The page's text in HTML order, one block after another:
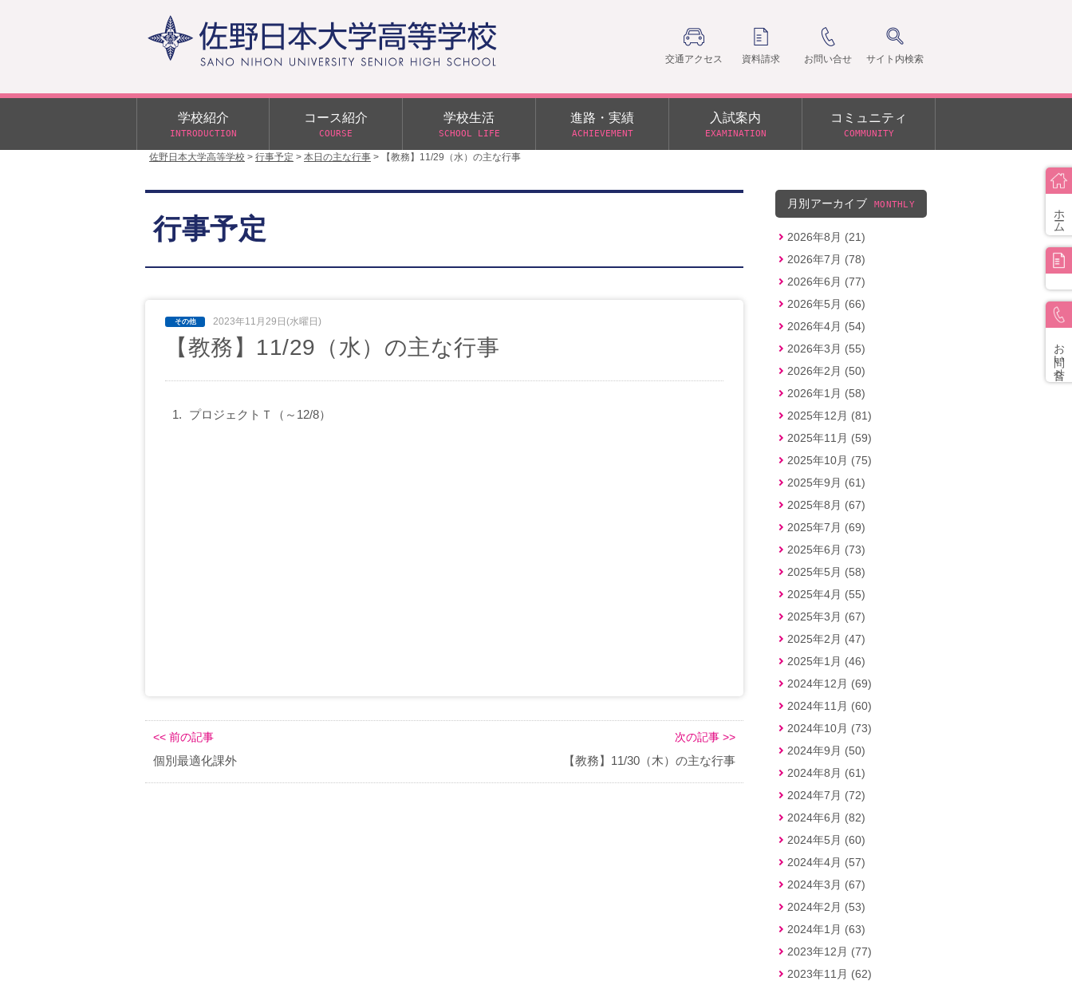
ホーム
お問い合せ
交通アクセス 資料請求 お問い合せ サイト内検索
佐野日本大学高等学校 > 行事予定 > 本日の主な行事 > 【教務】11/29（水）の主な行事
学校紹介
INTRODUCTION
学校案内
広報佐野日大
コース紹介
COURSE
αクラス 特別進学クラス（Tクラス）
ス）
N進学クラス（Nクラス）
学校生活
SCHOOL LIFE
スクールバス
学則（令和8年度～）
進路・実績
ACHIEVEMENT
日大DAY
入試案内
EXAMINATION
学校案内パンフレット
令和７年度 学力判定テスト
コミュニティ
COMMUNITY
サニチヒーローズ
行事予定
2023年11月29日(水曜日)
【教務】11/29（水）の主な行事
プロジェクトＴ（～12/8）
<< 前の記事
個別最適化課外
次の記事 >>
【教務】11/30（木）の主な行事
月別アーカイブ MONTHLY
2026年8月 (21)
2026年7月 (78)
2026年6月 (77)
2026年5月 (66)
2026年4月 (54)
2026年3月 (55)
2026年2月 (50)
2026年1月 (58)
2025年12月 (81)
2025年11月 (59)
2025年10月 (75)
2025年9月 (61)
2025年8月 (67)
2025年7月 (69)
2025年6月 (73)
2025年5月 (58)
2025年4月 (55)
2025年3月 (67)
2025年2月 (47)
2025年1月 (46)
2024年12月 (69)
2024年11月 (60)
2024年10月 (73)
2024年9月 (50)
2024年8月 (61)
2024年7月 (72)
2024年6月 (82)
2024年5月 (60)
2024年4月 (57)
2024年3月 (67)
2024年2月 (53)
2024年1月 (63)
2023年12月 (77)
2023年11月 (62)